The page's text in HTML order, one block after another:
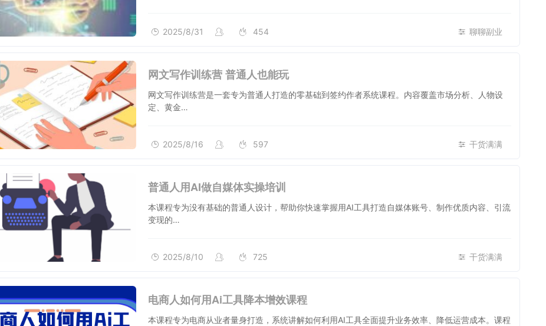
聊聊副业
2025/8/31 454
网文写作训练营 普通人也能玩
网文写作训练营是一套专为普通人打造的零基础到签约作者系统课程。内容覆盖市场分析、人物设
定、黄金…
干货满满
2025/8/16 597
普通人用AI做自媒体实操培训
本课程专为没有基础的普通人设计，帮助你快速掌握用AI工具打造自媒体账号、制作优质内容、引流
变现的…
干货满满
2025/8/10 725
电商人如何用Ai工具降本增效课程
本课程专为电商从业者量身打造，系统讲解如何利用AI工具全面提升业务效率、降低运营成本。课程